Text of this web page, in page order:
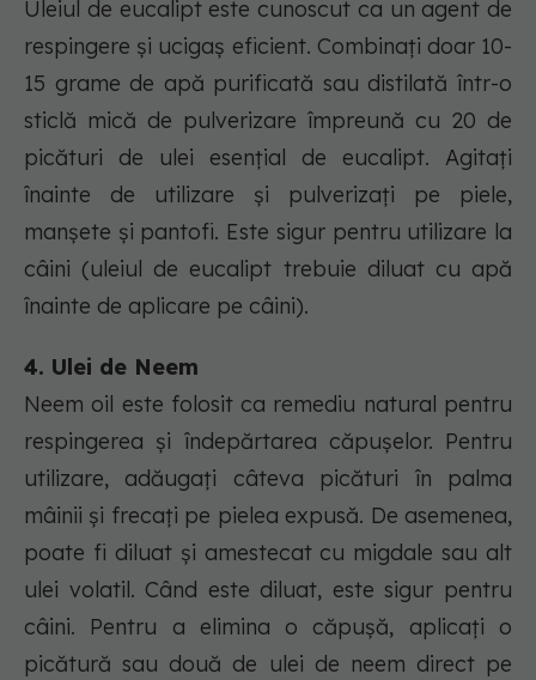
Uleiul de eucalipt este cunoscut ca un agent de
respingere și ucigaș eficient. Combinați doar 10-
15 grame de apă purificată sau distilată într-o
sticlă mică de pulverizare împreună cu 20 de
picături de ulei esențial de eucalipt. Agitați
înainte de utilizare și pulverizați pe piele,
manșete și pantofi. Este sigur pentru utilizare la
câini (uleiul de eucalipt trebuie diluat cu apă
înainte de aplicare pe câini).
4. Ulei de Neem
Neem oil este folosit ca remediu natural pentru
respingerea și îndepărtarea căpușelor. Pentru
utilizare, adăugați câteva picături în palma
mâinii și frecați pe pielea expusă. De asemenea,
poate fi diluat și amestecat cu migdale sau alt
ulei volatil. Când este diluat, este sigur pentru
câini. Pentru a elimina o căpușă, aplicați o
picătură sau două de ulei de neem direct pe